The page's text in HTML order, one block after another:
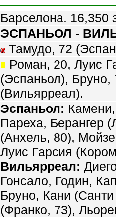
Барселона. 16,350
ЭСПАНЬОЛ -
Тамудо, 72
Роман, 20, Луис
(Эспаньол), Бруно,
(Вильярреал).
Эспаньол:
Пареха, Берангер
(Анхель, 80),
Луис Гарсия
Вильярреал:
Гонсало, Годин,
Бруно, Кани
(Франко, 73),